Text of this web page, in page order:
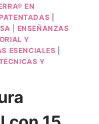
EN
ENSEÑANZAS
Y
ESENCIALES
Y